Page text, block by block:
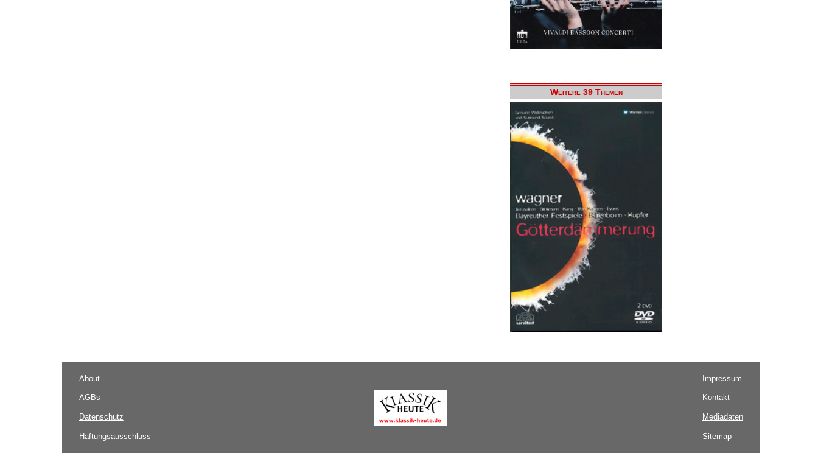
Weitere 39 Themen
About
AGBs
Datenschutz
Haftungsausschluss
Impressum
Kontakt
Mediadaten
Sitemap